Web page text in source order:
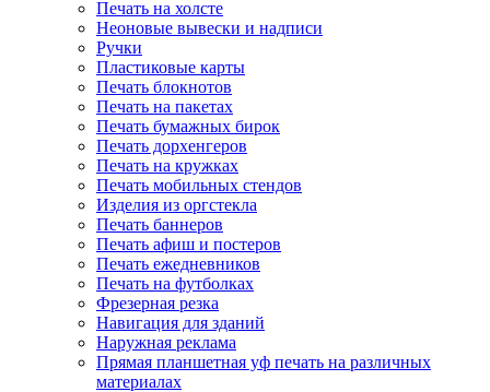
Печать на холсте
Неоновые вывески и надписи
Ручки
Пластиковые карты
Печать блокнотов
Печать на пакетах
Печать бумажных бирок
Печать дорхенгеров
Печать на кружках
Печать мобильных стендов
Изделия из оргстекла
Печать баннеров
Печать афиш и постеров
Печать ежедневников
Печать на футболках
Фрезерная резка
Навигация для зданий
Наружная реклама
Прямая планшетная уф печать на различных
материалах